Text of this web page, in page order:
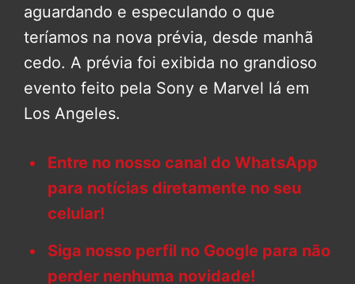
aguardando e especulando o que
teríamos na nova prévia, desde manhã
cedo. A prévia foi exibida no grandioso
evento feito pela Sony e Marvel lá em
Los Angeles.
Entre no nosso canal do WhatsApp
para notícias diretamente no seu
celular!
Siga nosso perfil no Google para não
perder nenhuma novidade!